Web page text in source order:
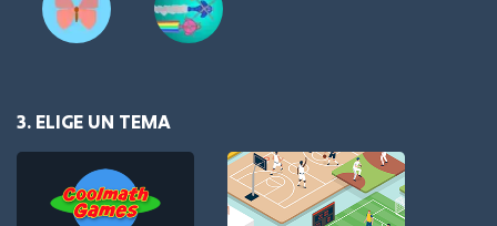
3. ELIGE UN TEMA